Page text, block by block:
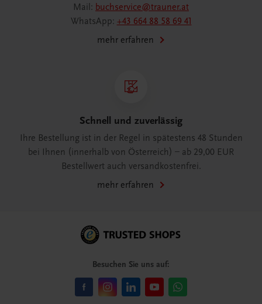
Mail: buchservice@trauner.at
WhatsApp: +43 664 88 58 69 41
mehr erfahren
Schnell und zuverlässig
Ihre Bestellung ist in der Regel in spätestens 48 Stunden
bei Ihnen (innerhalb von Österreich) – ab 29,00 EUR
Bestellwert auch versandkostenfrei.
mehr erfahren
Besuchen Sie uns auf: